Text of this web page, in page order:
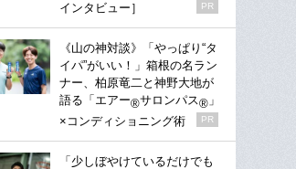
インタビュー］
PR
《山の神対談》「やっぱり“タ
イパ”がいい！」箱根の名ラン
ナー、柏原竜二と神野大地が
語る「エアー®サロンパス® 」
×コンディショニング術
PR
「少しぼやけているだけでも